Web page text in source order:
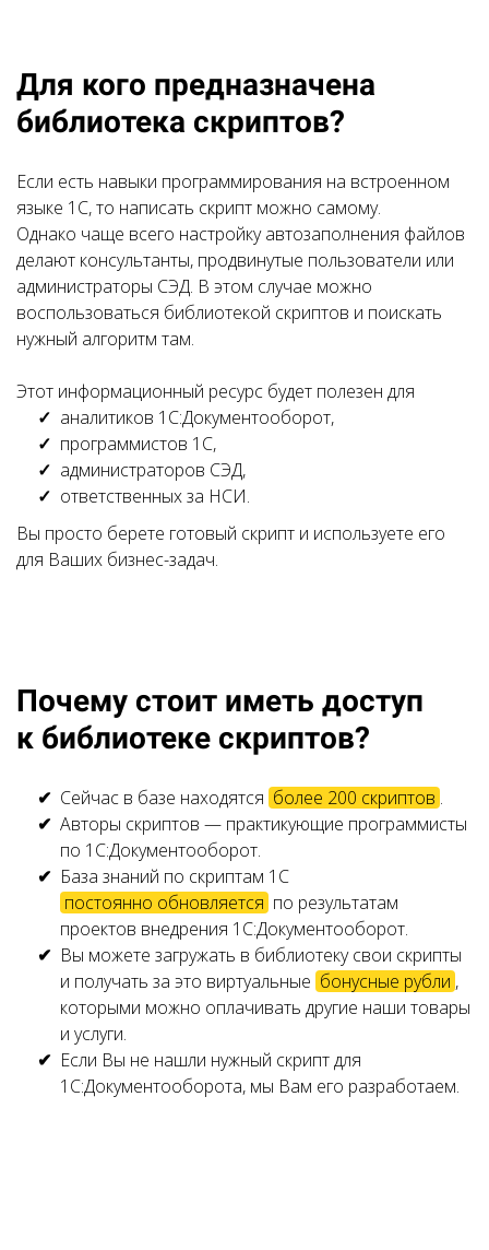
Для кого предназначена
библиотека скриптов?
Если есть навыки программирования на встроенном
языке 1С, то написать скрипт можно самому.
Однако чаще всего настройку автозаполнения файлов
делают консультанты, продвинутые пользователи или
администраторы СЭД. В этом случае можно
воспользоваться библиотекой скриптов и поискать
нужный алгоритм там.
Этот информационный ресурс будет полезен для
аналитиков 1С:Документооборот,
программистов 1С,
администраторов СЭД,
ответственных за НСИ.
Вы просто берете готовый скрипт и используете его
для Ваших бизнес-задач.
Почему стоит иметь доступ
к библиотеке скриптов?
Сейчас в базе находятся более 200 скриптов .
Авторы скриптов — практикующие программисты
по 1С:Документооборот.
База знаний по скриптам 1С
постоянно обновляется по результатам
проектов внедрения 1С:Документооборот.
Вы можете загружать в библиотеку свои скрипты
и получать за это виртуальные бонусные рубли ,
которыми можно оплачивать другие наши товары
и услуги.
Если Вы не нашли нужный скрипт для
1С:Документооборота, мы Вам его разработаем.